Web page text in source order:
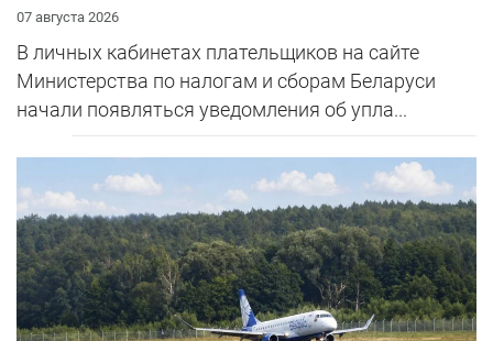
07 августа 2026
В личных кабинетах плательщиков на сайте
Министерства по налогам и сборам Беларуси
начали появляться уведомления об упла...